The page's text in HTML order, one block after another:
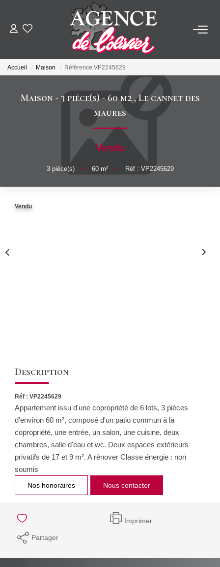
ACHETER
LOUER
ESTIMER
FAIRE GÉRER
SYNDIC
Accueil Maison Référence VP2245629
Maison - 3 pièce(s) - 60 m2 ,Le cannet des
maures
Vendu
3pièce(s) • 60m² • Réf : VP2245629
Vendu
Description
Réf : VP2245629
Appartement issu d'une copropriété de 6 lots, 3 piéces
d'environ 60 m², composé d'un patio commun à la
copropriété, une entrée, un salon, une cuisine, deux
chambres, salle d'eau et wc. Deux espaces extérieurs
privatifs de 17 et 9 m². A rénover Classe énergie : non
soumis
Nos honoraires Nous contacter
Imprimer
Partager